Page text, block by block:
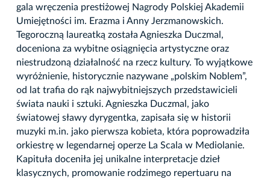
gala wręczenia prestiżowej Nagrody Polskiej Akademii
Umiejętności im. Erazma i Anny Jerzmanowskich.
Tegoroczną laureatką została Agnieszka Duczmal,
doceniona za wybitne osiągnięcia artystyczne oraz
niestrudzoną działalność na rzecz kultury. To wyjątkowe
wyróżnienie, historycznie nazywane „polskim Noblem”,
od lat trafia do rąk najwybitniejszych przedstawicieli
świata nauki i sztuki. Agnieszka Duczmal, jako
światowej sławy dyrygentka, zapisała się w historii
muzyki m.in. jako pierwsza kobieta, która poprowadziła
orkiestrę w legendarnej operze La Scala w Mediolanie.
Kapituła doceniła jej unikalne interpretacje dzieł
klasycznych, promowanie rodzimego repertuaru na